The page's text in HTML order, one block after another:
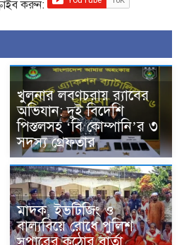
করুন:
খুলনার লবণচরায় র‍্যাবের
অভিযান: দুই বিদেশি
পিস্তলসহ ‘বি কোম্পানি’র ৩
সদস্য গ্রেফতার
মাদক, ইভটিজিং ও
বাল্যবিয়ে রোধে পুলিশ